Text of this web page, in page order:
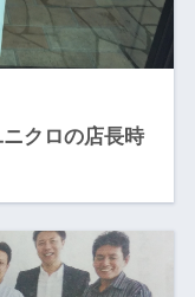
ニクロの店長時